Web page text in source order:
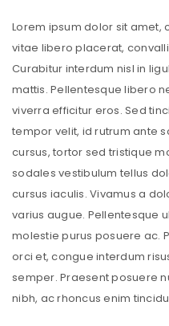
Lorem ipsum dolor sit amet,
vitae libero placerat,
Curabitur interdum nisl in
mattis. Pellentesque libero
viverra efficitur eros. Sed
tempor velit, id rutrum ante
cursus, tortor sed tristique
sodales vestibulum tellus
cursus iaculis. Vivamus a
varius augue. Pellentesque
molestie purus posuere ac.
orci et, congue interdum
semper. Praesent posuere
nibh, ac rhoncus enim